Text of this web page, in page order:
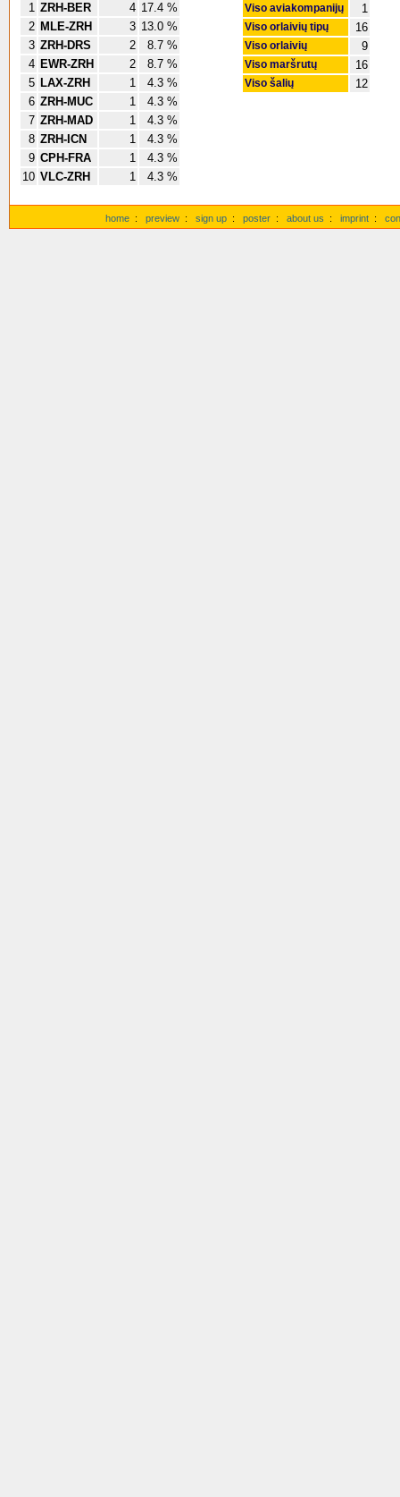
1 ZRH-BER 4 17.4 %
2 MLE-ZRH 3 13.0 %
3 ZRH-DRS 2
8.7 %
4 EWR-ZRH 2
8.7 %
5 LAX-ZRH 1
4.3 %
6 ZRH-MUC 1
4.3 %
7 ZRH-MAD 1
4.3 %
8 ZRH-ICN 1
4.3 %
9 CPH-FRA 1
4.3 %
10 VLC-ZRH 1 4.3 %
Viso aviakompanijų 1
Viso orlaivių tipų 16
Viso orlaivių 9
Viso maršrutų 16
Viso šalių 12
home : preview : sign up : poster : about us : imprint :